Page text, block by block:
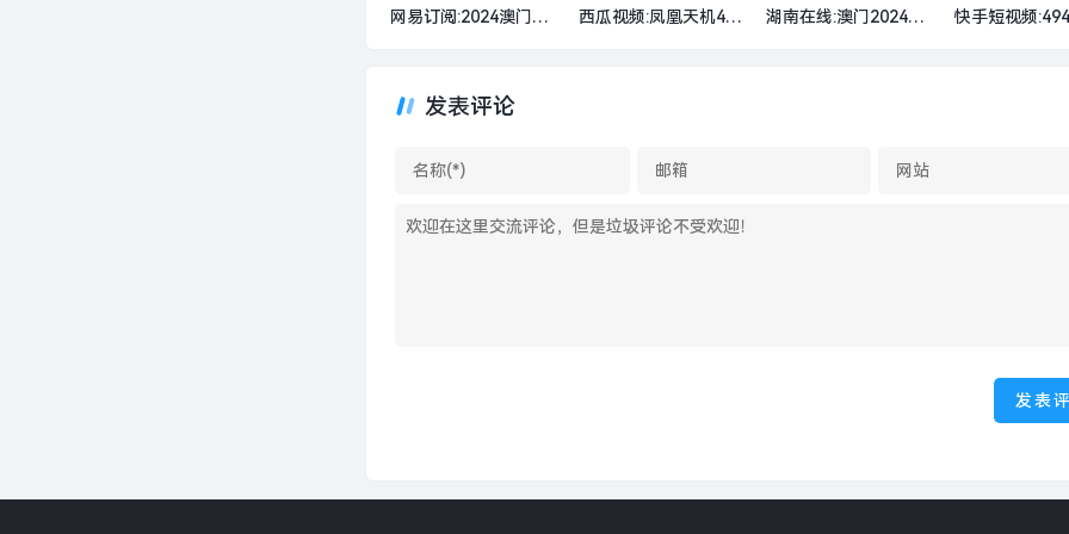
闻 · 地产
网易订阅:2024澳门今
界面新闻
西瓜视频:凤凰天机46
湖南在线:澳门2024年
快手短视频
发表评论